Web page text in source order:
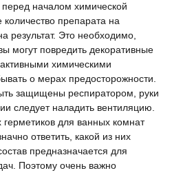
началом химической
препарата на
результат. Это необходимо,
могут повредить декоративные
химическими
о мерах предосторожности.
защищены респиратором, руки
следует наладить вентиляцию.
для ванных комнат
ответить, какой из них
предназначается для
Поэтому очень важно